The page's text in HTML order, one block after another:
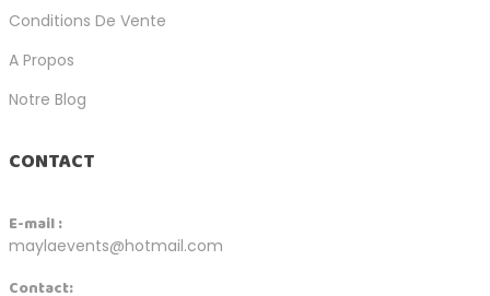
Conditions De Vente
A Propos
Notre Blog
CONTACT
E-mail :
maylaevents@hotmail.com
Contact: